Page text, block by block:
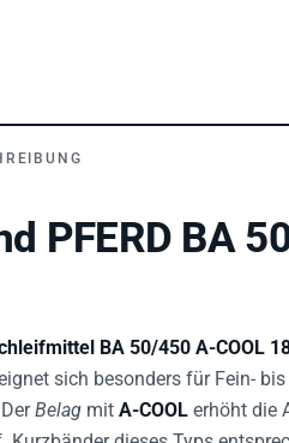
PFERD BA
BA 50/450 A-COOL
sich besonders für Fein-
Belag mit A-COOL
erhöht die
Kurzbänder dieses Typs